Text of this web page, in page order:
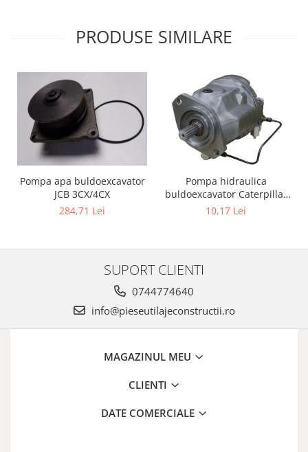
PRODUSE SIMILARE
Pompa apa buldoexcavator
JCB 3CX/4CX
284,71 Lei
Pompa hidraulica
buldoexcavator Caterpillar
428B
10,17 Lei
SUPORT CLIENTI
0744774640
info@pieseutilajeconstructii.ro
MAGAZINUL MEU
CLIENTI
DATE COMERCIALE